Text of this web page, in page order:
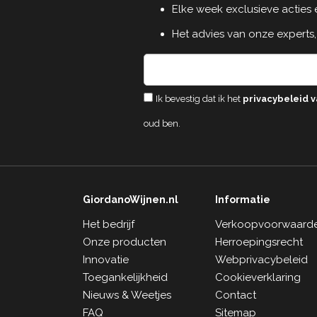
Elke week exclusieve acties
Het advies van onze
Ik bevestig dat ik het privacybeleid
oud ben.
GiordanoWijnen.nl
Het bedrijf
Onze producten
Innovatie
Toegankelijkheid
Nieuws & Weetjes
FAQ
Informatie
Herroepingsrecht
Webprivacybeleid
Cookieverklaring
Contact
Sitemap